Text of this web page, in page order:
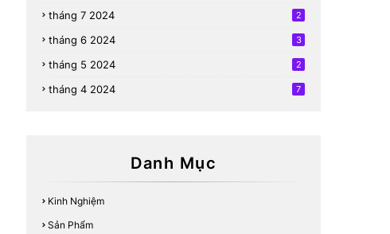
tháng 7 2024 2
tháng 6 2024 3
tháng 5 2024 2
tháng 4 2024 7
Danh Mục
Kinh Nghiệm
Sản Phẩm